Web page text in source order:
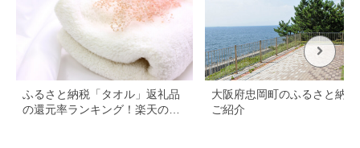
ふるさと納税「タオル」返礼品
の還元率ランキング！楽天のお
大阪府忠岡町のふるさと納税
ご紹介